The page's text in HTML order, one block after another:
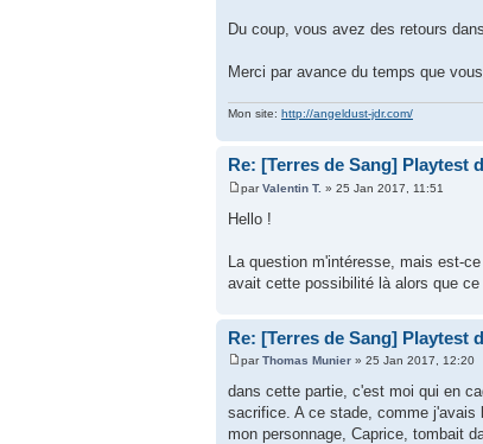
Du coup, vous avez des retours
Merci par avance du temps que
Mon site: http://angeldust-jdr.com/
Re: [Terres de Sang] Playtest
parValentin T. » 25 Jan 2017, 11:51
Hello !
La question m'intéresse, mais est-
avait cette possibilité là alors que
Re: [Terres de Sang] Playtest
parThomas Munier » 25 Jan 2017, 12:20
dans cette partie, c'est moi qui en
sacrifice. A ce stade, comme j'avais
mon personnage, Caprice, tombait